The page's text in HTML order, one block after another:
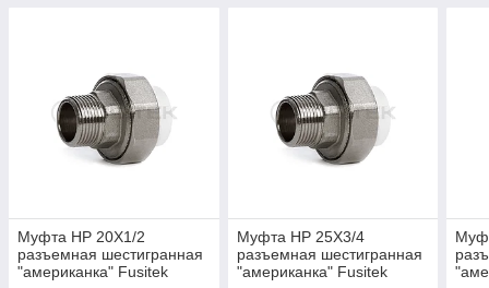
Муфта НР 20Х1/2
разъемная шестигранная
"американка" Fusitek
Муфта НР 25Х3/4
разъемная шестигранная
"американка" Fusitek